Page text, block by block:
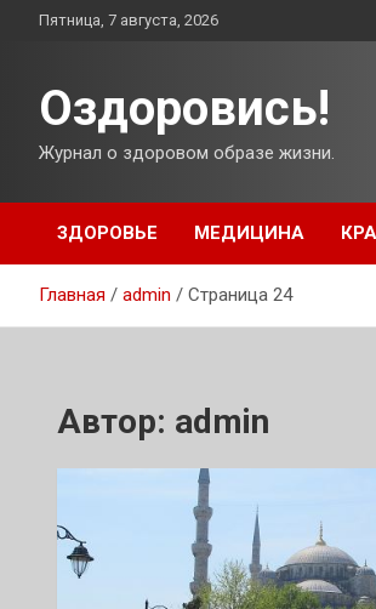
ПерейтиПятница, 7 августа, 2026
Оздоровись!
Журнал о здоровом образе жизни.
ЗДОРОВЬЕ МЕДИЦИНА
Главная admin Страница 24
Автор: admin